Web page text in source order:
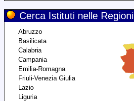
Cerca Istituti nelle Regioni
Abruzzo
Basilicata
Calabria
Campania
Emilia-Romagna
Friuli-Venezia Giulia
Lazio
Liguria